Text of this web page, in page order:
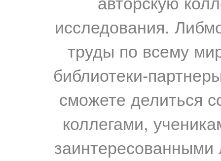
исследования.
труды по всему
библиотеки-
сможете делиться
коллегами,